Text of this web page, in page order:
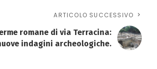
ARTICOLO SUCCESSIVO
romane di via Terracina:
indagini archeologiche.